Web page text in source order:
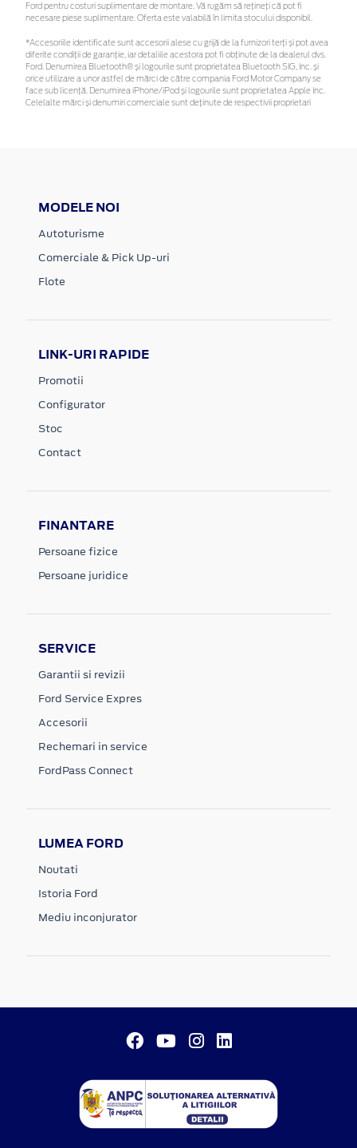
Ford pentru costuri suplimentare de montare. Vă rugăm să rețineți că pot fi
necesare piese suplimentare. Oferta este valabilă în limita stocului disponibil.
*Accesoriile identificate sunt accesorii alese cu grijă de la furnizori terți și pot avea
diferite condiții de garanție, iar detaliile acestora pot fi obținute de la dealerul dvs.
Ford. Denumirea Bluetooth® și logourile sunt proprietatea Bluetooth SIG, Inc. și
orice utilizare a unor astfel de mărci de către compania Ford Motor Company se
face sub licență. Denumirea iPhone/iPod și logourile sunt proprietatea Apple Inc.
Celelalte mărci și denumiri comerciale sunt deținute de respectivii proprietari
MODELE NOI
Autoturisme
Comerciale & Pick Up-uri
Flote
LINK-URI RAPIDE
Promotii
Configurator
Stoc
Contact
FINANTARE
Persoane fizice
Persoane juridice
SERVICE
Garantii si revizii
Ford Service Expres
Accesorii
Rechemari in service
FordPass Connect
LUMEA FORD
Noutati
Istoria Ford
Mediu inconjurator